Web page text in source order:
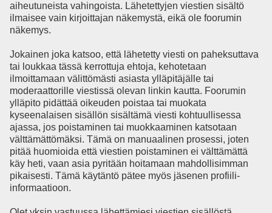
aiheutuneista vahingoista. Lähetettyjen viestien sisältö
ilmaisee vain kirjoittajan näkemystä, eikä ole foorumin
näkemys.
Jokainen joka katsoo, että lähetetty viesti on paheksuttava
tai loukkaa tässä kerrottuja ehtoja, kehotetaan
ilmoittamaan välittömästi asiasta ylläpitäjälle tai
moderaattorille viestissä olevan linkin kautta. Foorumin
ylläpito pidättää oikeuden poistaa tai muokata
kyseenalaisen sisällön sisältämä viesti kohtuullisessa
ajassa, jos poistaminen tai muokkaaminen katsotaan
välttämättömäksi. Tämä on manuaalinen prosessi, joten
pitää huomioida että viestien poistaminen ei välttämättä
käy heti, vaan asia pyritään hoitamaan mahdollisimman
pikaisesti. Tämä käytäntö pätee myös jäsenen profiili-
informaatioon.